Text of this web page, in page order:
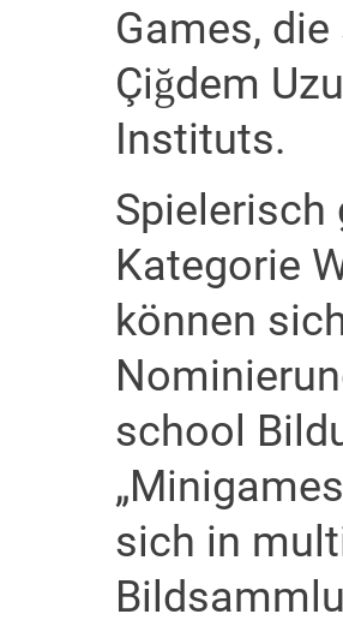
Games,
Çiğdem
Instituts.
Spielerisch
Kategorie
können
school
sich in